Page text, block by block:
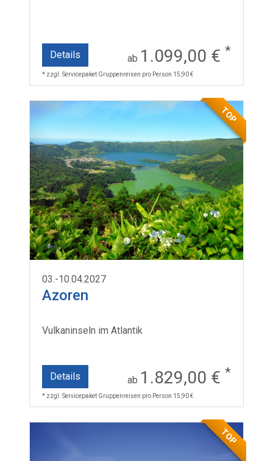
Details ab 1.099,00 € *
* zzgl. Servicepaket Gruppenreisen pro Person 15,90 €
TOP
03.-10.04.2027
Azoren
Vulkaninseln im Atlantik
Details ab 1.829,00 € *
* zzgl. Servicepaket Gruppenreisen pro Person 15,90 €
TOP